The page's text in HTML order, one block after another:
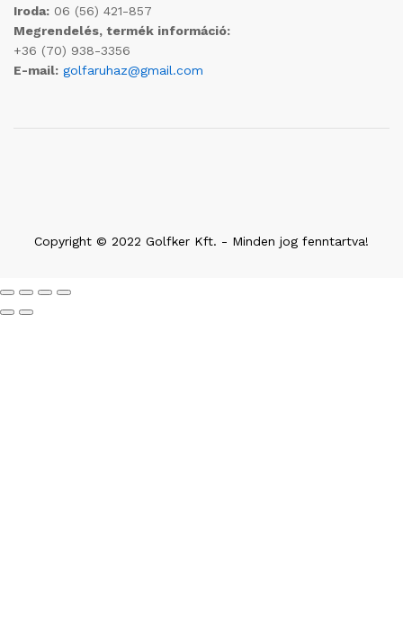
Iroda: 06 (56) 421-857
Megrendelés, termék információ:
+36 (70) 938-3356
E-mail: golfaruhaz@gmail.com
Copyright © 2022 Golfker Kft. - Minden jog fenntartva!